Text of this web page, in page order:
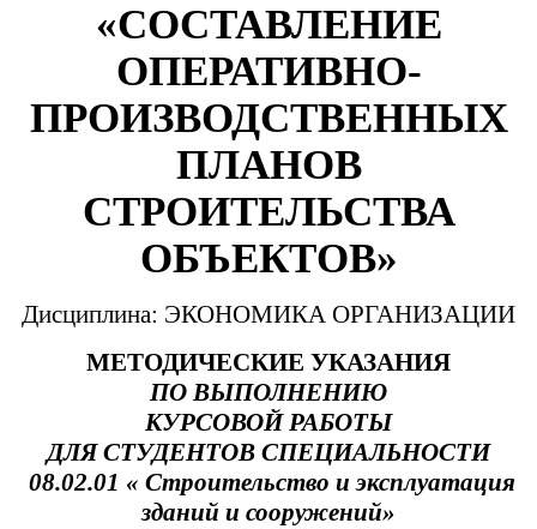
«СОСТАВЛЕНИЕ
ОПЕРАТИВНО-
ПРОИЗВОДСТВЕННЫХ
ПЛАНОВ
СТРОИТЕЛЬСТВА
ОБЪЕКТОВ»
Дисциплина: ЭКОНОМИКА ОРГАНИЗАЦИИ
МЕТОДИЧЕСКИЕ УКАЗАНИЯ
ПО ВЫПОЛНЕНИЮ
КУРСОВОЙ РАБОТЫ
ДЛЯ СТУДЕНТОВ СПЕЦИАЛЬНОСТИ
08.02.01 « Строительство и эксплуатация
зданий и сооружений»